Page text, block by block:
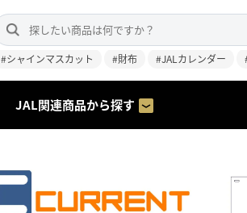
#シャインマスカット #財布 #JALカレンダー
JAL関連商品から探す